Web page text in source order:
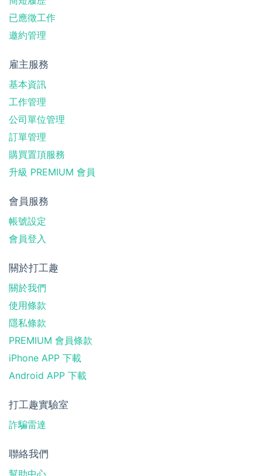
已應徵工作
邀約管理
雇主服務
基本資訊
工作管理
公司單位管理
訂單管理
購買置頂服務
升級 PREMIUM 會員
會員服務
帳號設定
會員登入
關於打工趣
關於我們
使用條款
隱私條款
PREMIUM 會員條款
iPhone APP 下載
Android APP 下載
打工趣實驗室
詐騙雷達
聯絡我們
幫助中心